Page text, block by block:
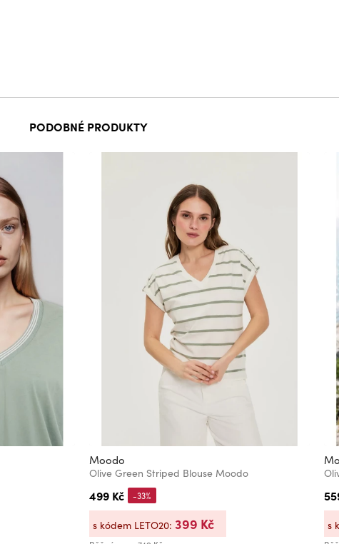
PODOBNÉ PRODUKTY
Moodo
Olive Green Striped Blouse Moodo
499 Kč -33%
s kódem LETO20: 399 Kč s